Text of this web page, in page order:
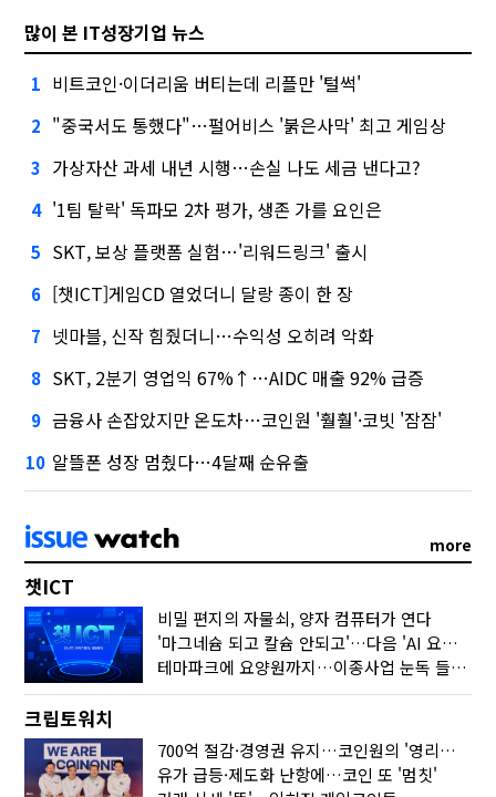
많이 본 IT성장기업 뉴스
1 비트코인·이더리움 버티는데 리플만 '털썩'
2 "중국서도 통했다"…펄어비스 '붉은사막' 최고 게임상
3 가상자산 과세 내년 시행…손실 나도 세금 낸다고?
4 '1팀 탈락' 독파모 2차 평가, 생존 가를 요인은
5 SKT, 보상 플랫폼 실험…'리워드링크' 출시
6 [챗ICT]게임CD 열었더니 달랑 종이 한 장
7 넷마블, 신작 힘줬더니…수익성 오히려 악화
8 SKT, 2분기 영업익 67%↑…AIDC 매출 92% 급증
9 금융사 손잡았지만 온도차…코인원 '훨훨'·코빗 '잠잠'
10 알뜰폰 성장 멈췄다…4달째 순유출
more
챗ICT
비밀 편지의 자물쇠, 양자 컴퓨터가 연다
'마그네슘 되고 칼슘 안되고'…다음 'AI 요약' 갈 길은
테마파크에 요양원까지…이종사업 눈독 들이는 게임사
크립토워치
700억 절감·경영권 유지…코인원의 '영리한 딜'
유가 급등·제도화 난항에…코인 또 '멈칫'